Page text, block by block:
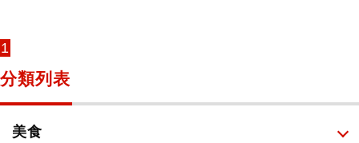
1
分類列表
美食